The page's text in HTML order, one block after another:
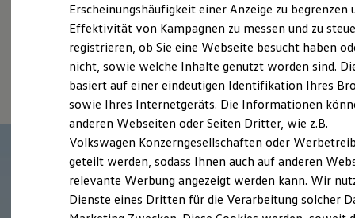
Ladezeitensimulator
Batterie
Sicherheit
Garantie und Lebensdauer
Nachhaltigkeit
Technologie
Kosten und Kauf
Verbrauchskosten
Kaufoptionen
E-Auto-Förderung
Software und Konnektivität
Die ID. Software 6
ID. Software Versionen und Updates
Digitale Extras
Schnittstellen zu Ihrem ID.
Serviceanfrage stellen
Erscheinungshäufigkeit einer Anzeige zu begrenzen
Effektivität von Kampagnen zu messen und zu
registrieren, ob Sie eine Webseite besucht haben
nicht, sowie welche Inhalte genutzt worden sind.
basiert auf einer eindeutigen Identifikation Ihres
sowie Ihres Internetgeräts. Die Informationen
anderen Webseiten oder Seiten Dritter, wie z.B.
Volkswagen Konzerngesellschaften oder
geteilt werden, sodass Ihnen auch auf anderen
relevante Werbung angezeigt werden kann. Wir
Dienste eines Dritten für die Verarbeitung solcher